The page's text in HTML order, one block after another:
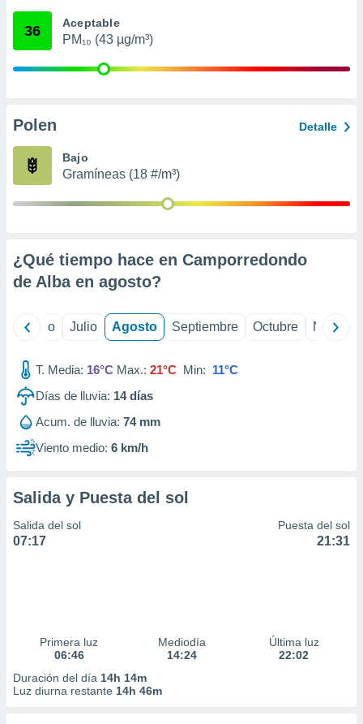
e
publicidad
1199
36 Aceptable
PM₁₀ (43 µg/m³)
Polen Detalle
Bajo
Gramíneas (18 #/m³)
¿Qué tiempo hace en Camporredondo
de Alba en agosto?
Junio Julio Agosto Septiembre Octubre
T. Media: 16°C Max.: 21°C Min: 11°C
Días de lluvia: 14días
Acum. de lluvia: 74 mm
Viento medio: 6 km/h
Salida y Puesta del sol
Salida del sol
07:17
Puesta del sol
21:31
Primera luz
06:46
Mediodía
14:24
Última luz
22:02
Duración del día 14h 14m
Luz diurna restante 14h 46m